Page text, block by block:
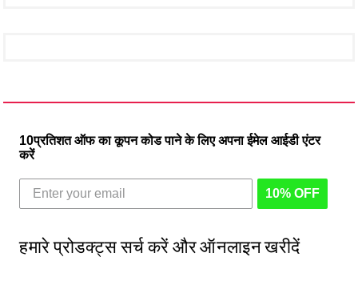
10प्रतिशत ऑफ का कूपन कोड पाने के लिए अपना ईमेल आईडी एंटर
करें
10% OFF
हमारे प्रोडक्ट्स सर्च करें और ऑनलाइन खरीदें